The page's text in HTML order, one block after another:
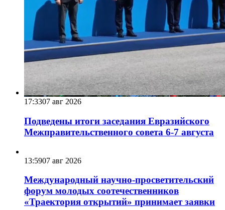
17:3307 авг 2026
Подведены итоги заседания Евразийского
Межправительственного совета 6-7 августа
13:5907 авг 2026
Международный научно-просветительский
форум молодых соотечественников
«Траектория открытий» принимает заявки